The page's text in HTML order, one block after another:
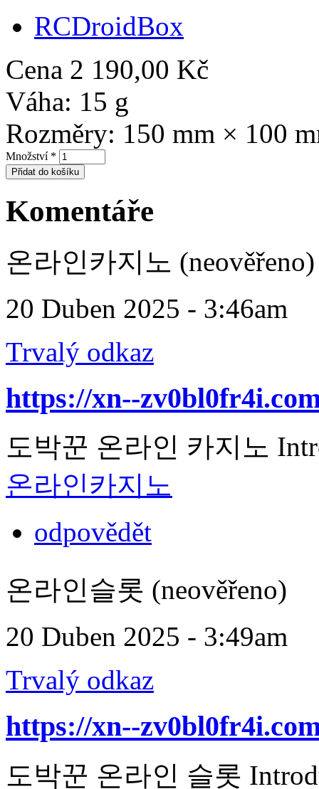
RCDroidBox
Cena 2 190,00 Kč
Váha: 15 g
Rozměry: 150 mm × 100
Množství *
Komentáře
온라인카지노 (neověřeno)
20 Duben 2025 - 3:46am
Trvalý odkaz
https://xn--
도박꾼 온라인 카지노
온라인카지노
odpovědět
온라인슬롯 (neověřeno)
20 Duben 2025 - 3:49am
Trvalý odkaz
https://xn--
도박꾼 온라인 슬롯